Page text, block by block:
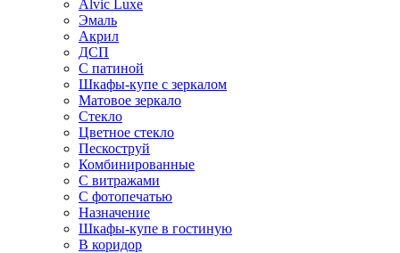
Alvic Luxe
Эмаль
Акрил
ДСП
С патиной
Шкафы-купе с зеркалом
Матовое зеркало
Стекло
Цветное стекло
Пескоструй
Комбинированные
С витражами
С фотопечатью
Назначение
Шкафы-купе в гостиную
В коридор